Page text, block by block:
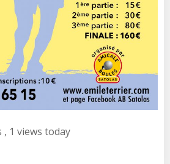
, 1 views today